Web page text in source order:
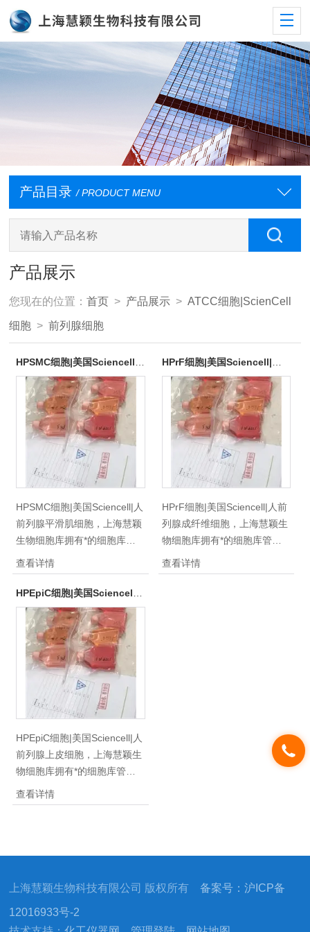
产品目录 / PRODUCT MENU
产品展示
您现在的位置：首页 > 产品展示 >ATCC细胞|ScienCell
细胞 >前列腺细胞
HPSMC细胞|美国Sciencell|人
前列腺平滑肌细胞，上海慧颖
生物细胞库拥有*的细胞库管
理体系，供应400多种类细胞
株细胞系，国内/外优质细胞供
应，种类齐全，质量保证，，
100%放心免费售后！自细胞
库成立至今，供应于全国各省
市地区，拥有北京上海各地中
科院研究所，复旦，瑞金，上
药所等各大小型院校及企业。
查看详情
HPrF细胞|美国Sciencell|人前
列腺成纤维细胞，上海慧颖生
物细胞库拥有*的细胞库管理
体系，供应400多种类细胞株
细胞系，国内/外优质细胞供
查看详情
HPEpiC细胞|美国Sciencell|人前列腺上皮细胞
HPEpiC细胞|美国Sciencell|人
前列腺上皮细胞，上海慧颖生
物细胞库拥有*的细胞库管理
体系，供应400多种类细胞株
细胞系，国内/外优质细胞供
库成立至今，供应于全国各省
科院研究所，复旦，瑞金，上
药所等各大小型院校及企业。
查看详情
上海慧颖生物科技有限公司 版权所有备案号：沪ICP备
12016933号-2